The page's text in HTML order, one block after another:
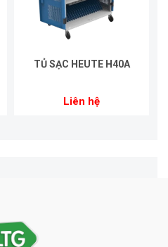
TỦ SẠC HEUTE H40A
Liên hệ